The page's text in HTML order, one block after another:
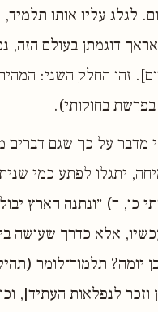
לגלג עליו אותו
דוגמתן בעולם
זהו החלק השני:
בחוקותי).
על כך שגם דברים
יתגלו לפתע כמי
כו, ד) ״ונתנה הארץ
אלא כדרך שעושה
יומה? תלמוד־לומר
וזכר לנפלאות העתיד],